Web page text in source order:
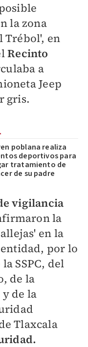
la zona
Trébol', en
Recinto
a
Jeep
gris.
poblana realiza
deportivos para
tratamiento de
de su padre
vigilancia
la
en la
por lo
SSPC, del
de la
de la
Tlaxcala